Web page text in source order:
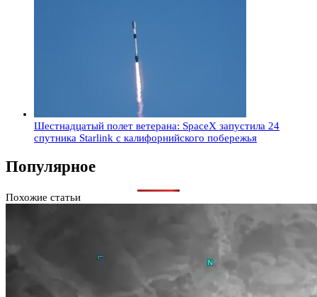
Шестнадцатый полет ветерана: SpaceX запустила 24
спутника Starlink с калифорнийского побережья
Популярное
Похожие статьи